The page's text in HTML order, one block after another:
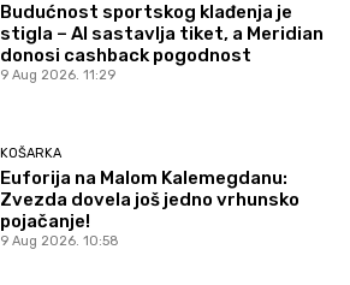
Budućnost sportskog klađenja je
stigla – AI sastavlja tiket, a Meridian
donosi cashback pogodnost
9 Aug 2026. 11:29
KOŠARKA
Euforija na Malom Kalemegdanu:
Zvezda dovela još jedno vrhunsko
pojačanje!
9 Aug 2026. 10:58